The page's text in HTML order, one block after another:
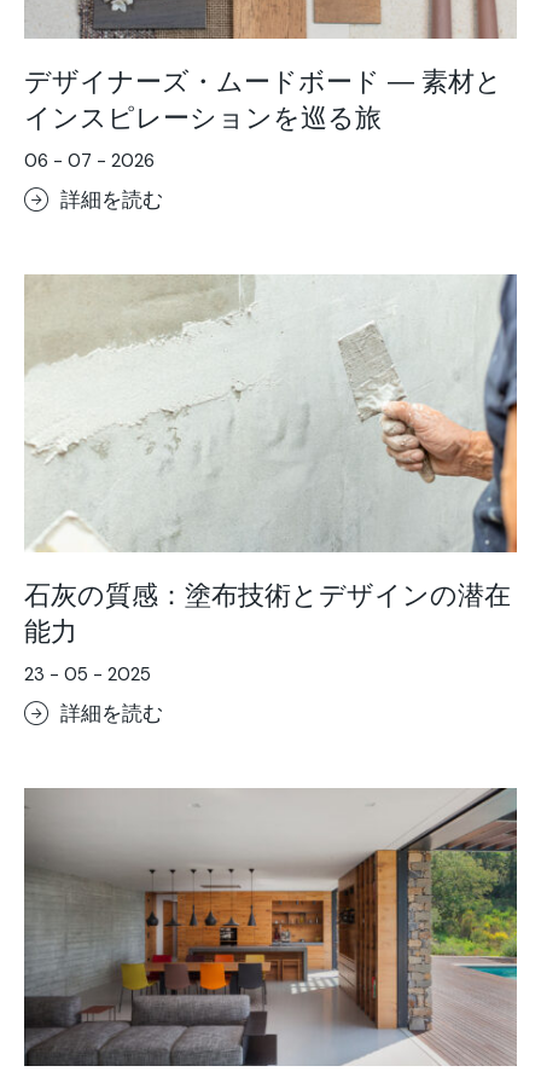
デザイナーズ・ムードボード ― 素材と
インスピレーションを巡る旅
06 - 07 - 2026
詳細を読む
石灰の質感：塗布技術とデザインの潜在
能力
23 - 05 - 2025
詳細を読む